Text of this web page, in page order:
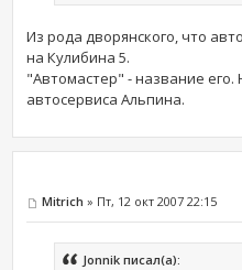
Из рода дворянского, что
на Кулибина 5.
"Автомастер" - название его.
автосервиса Альпина.
Mitrich » Пт, 12 окт 2007 22:15
Jonnik писал(а):